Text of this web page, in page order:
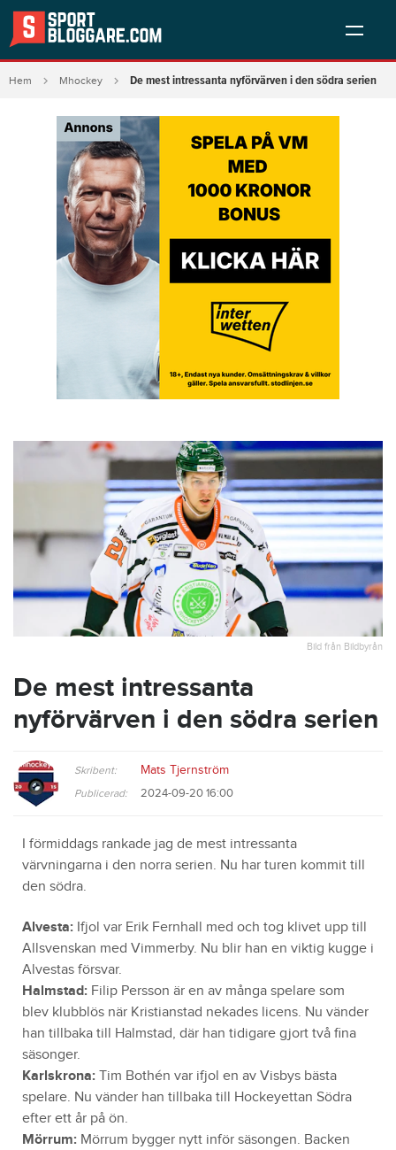
Hem Mhockey De mest intressanta nyförvärven i den södra serien
Bild från Bildbyrån
De mest intressanta
nyförvärven i den södra serien
Skribent: Mats Tjernström
Publicerad: 2024-09-20 16:00
I förmiddags rankade jag de mest intressanta
värvningarna i den norra serien. Nu har turen kommit till
den södra.
Alvesta: Ifjol var Erik Fernhall med och tog klivet upp till
Allsvenskan med Vimmerby. Nu blir han en viktig kugge i
Alvestas försvar.
Halmstad: Filip Persson är en av många spelare som
blev klubblös när Kristianstad nekades licens. Nu vänder
han tillbaka till Halmstad, där han tidigare gjort två fina
säsonger.
Karlskrona: Tim Bothén var ifjol en av Visbys bästa
spelare. Nu vänder han tillbaka till Hockeyettan Södra
efter ett år på ön.
Mörrum: Mörrum bygger nytt inför säsongen. Backen